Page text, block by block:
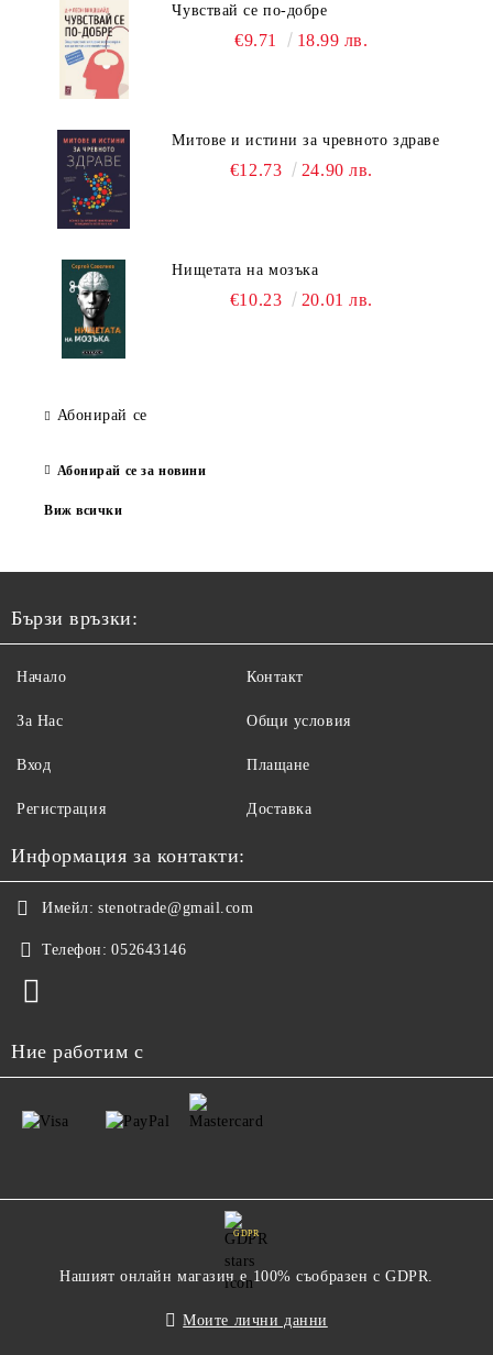
Чувствай се по-добре
€9.71 18.99 лв.
Митове и истини за чревното здраве
€12.73 24.90 лв.
Нищетата на мозъка
€10.23 20.01 лв.
Абонирай се
Абонирай се за новини
Виж всички
Бързи връзки:
Начало
За Нас
Вход
Регистрация
Контакт
Общи условия
Плащане
Доставка
Информация за контакти:
Имейл: stenotrade@gmail.com
Телефон: 052643146
Ние работим с
GDPR
Нашият онлайн магазин е 100% съобразен с GDPR.
Моите лични данни